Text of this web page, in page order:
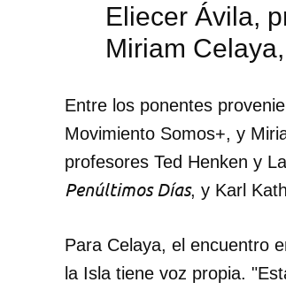
Eliecer Ávila,
Miriam
Entre los ponentes
Movimiento Somos+, y
profesores Ted Henken y
Penúltimos Días, y Karl
Para Celaya, el encuentro
la Isla tiene voz propia.